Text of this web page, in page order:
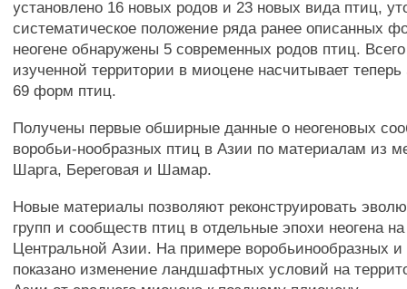
установлено 16 новых родов и 23 новых вида птиц,
систематическое положение ряда ранее описанных
неогене обнаружены 5 современных родов птиц.
изученной территории в миоцене насчитывает
69 форм птиц.
Получены первые обширные данные о неогеновых
воробьи-нообразных птиц в Азии по материалам из
Шарга, Береговая и Шамар.
Новые материалы позволяют реконструировать
групп и сообществ птиц в отдельные эпохи неогена
Центральной Азии. На примере воробьинообразных
показано изменение ландшафтных условий на